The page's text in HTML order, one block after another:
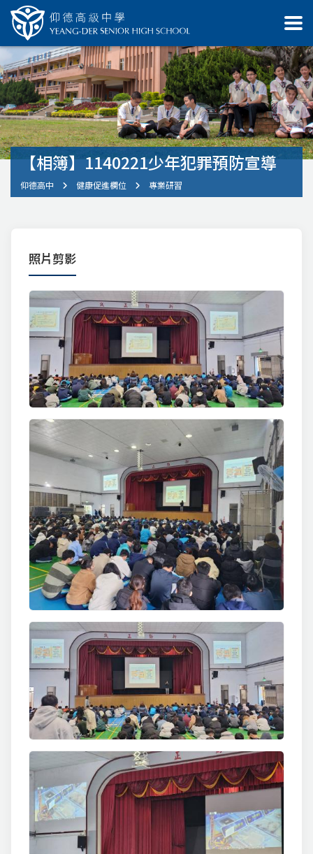
【相簿】1140221少年犯罪預防宣導
仰德高中 健康促進欄位 專業研習
照片剪影